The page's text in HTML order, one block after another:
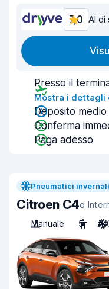
7,0 Al di
Presso il
Mostra i dettagli
Deposito medio
Conferma
Paga adesso
Pneumatici invernali
Citroen C4o
Manuale
5 A/